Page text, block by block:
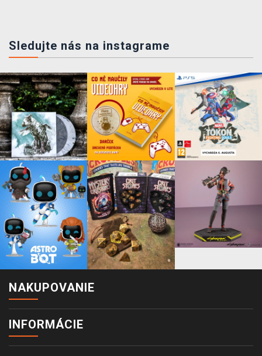
Sledujte nás na instagrame
NAKUPOVANIE
INFORMÁCIE